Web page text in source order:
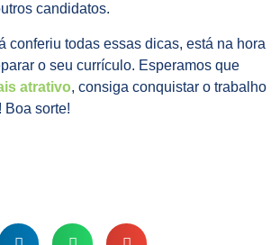
candidatos.
conferiu todas essas dicas, está na hora
o seu currículo. Esperamos que
atrativo, consiga conquistar o trabalho
Boa sorte!